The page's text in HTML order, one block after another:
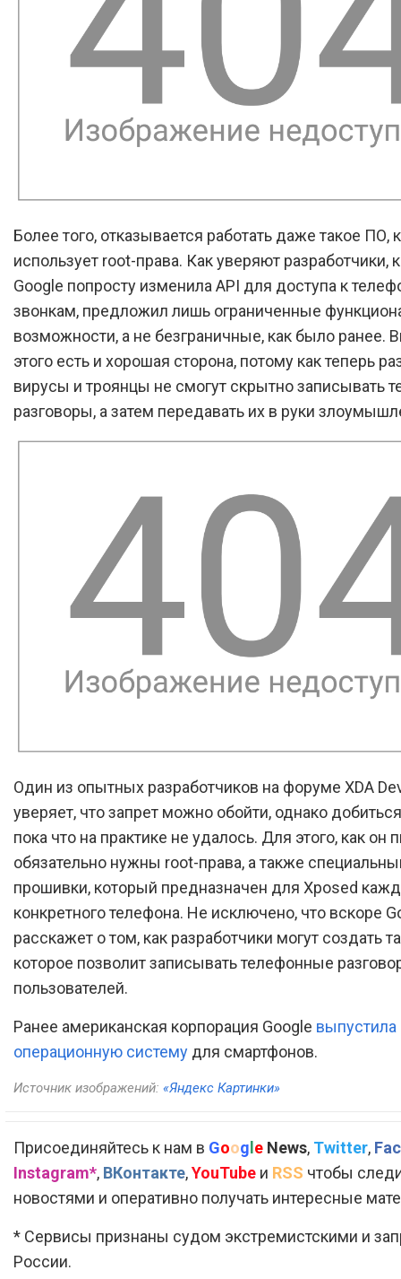
Более того, отказывается работать даже такое ПО,
использует root-права. Как уверяют разработчики,
Google попросту изменила API для доступа к
звонкам, предложил лишь ограниченные
возможности, а не безграничные, как было ранее.
этого есть и хорошая сторона, потому как теперь
вирусы и троянцы не смогут скрытно записывать
разговоры, а затем передавать их в руки
Один из опытных разработчиков на форуме XDA
уверяет, что запрет можно обойти, однако
пока что на практике не удалось. Для этого, как он
обязательно нужны root-права, а также
прошивки, который предназначен для Xposed
конкретного телефона. Не исключено, что вскоре
расскажет о том, как разработчики могут создать
которое позволит записывать телефонные
пользователей.
Ранее американская корпорация Google
операционную систему для смартфонов.
Источник изображений: «Яндекс Картинки»
Присоединяйтесь к нам в Google News, Twitter,
Instagram*, ВКонтакте,YouTube и RSS чтобы
новостями и оперативно получать интересные
* Сервисы признаны судом экстремистскими и
России.